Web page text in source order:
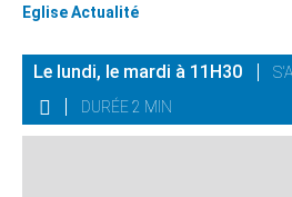
Eglise Actualité
Le lundi, le mardi à 11H30
DURÉE 2 MIN